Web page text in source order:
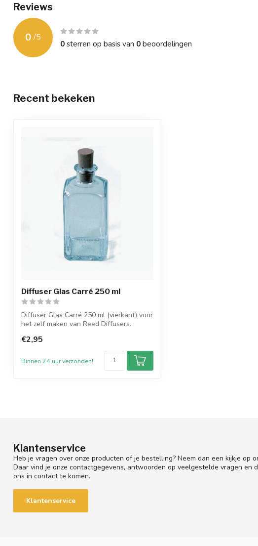
Reviews
0 /5
0sterren op basis van 0beoordelingen
Recent bekeken
Diffuser Glas Carré 250 ml
Diffuser Glas Carré 250 ml (vierkant) voor
het zelf maken van Reed Diffusers.
€2,95
Binnen 24 uur verzonden!
Klantenservice
Heb je vragen over onze producten of je bestelling? Neem dan een kijkje op
Daar vind je onze contactgegevens, antwoorden op veelgestelde vragen en
ons in contact te komen.
Klantenservice